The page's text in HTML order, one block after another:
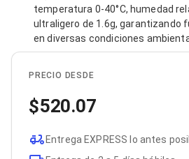
Adaptadores Audio USB
Dispositivos de Entrada
Mouse
Mousepads
Teclados Numéricos
Servidores
Racks y Gabinetes
Charolas para Racks y Gabinetes
temperatura 0-40°C, humedad
ultraligero de 1.6g, garantizando
en diversas condiciones
PRECIO DESDE
520.07
Entrega EXPRESS lo antes